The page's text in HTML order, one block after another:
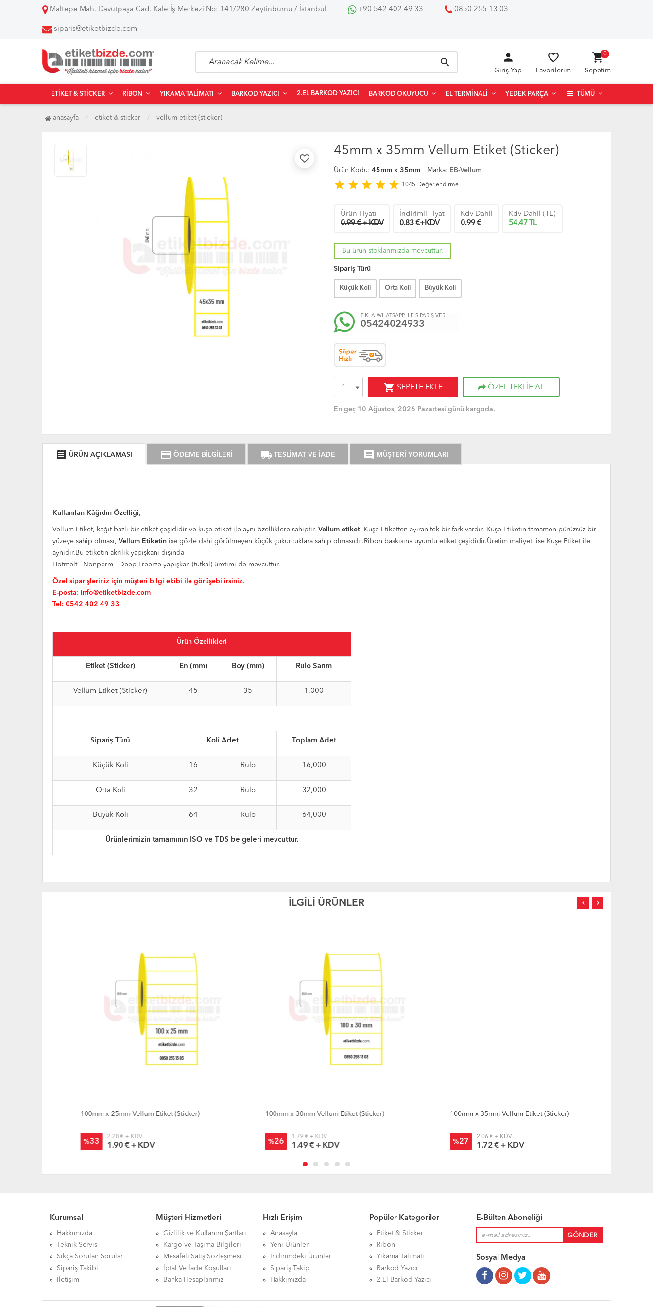
Maltepe Mah. Davutpaşa Cad. Kale İş Merkezi No: 141/280 Zeytinburnu / İstanbul +90 542 402 49 33 0850 255 13 03
siparis@etiketbizde.com
search person
Giriş Yap
favorite_border
Favorilerim
shopping_cart
Sepetim
0
ETIKET & STICKER RIBON YIKAMA TALIMATI BARKOD YAZICI 2.EL BARKOD YAZICI BARKOD OKUYUCU EL TERMINALI YEDEK PARÇA TÜMÜ
anasayfa etiket & sticker vellum etiket (sticker)
favorite_border
45mm x 35mm Vellum Etiket (Sticker)
Ürün Kodu: 45mm x 35mm Marka: EB-Vellum
star star star star star 1045 Değerlendirme
Ürün Fiyatı
0.99 € + KDV
İndirimli Fiyat
0.83€+KDV
Kdv Dahil
0.99€
Kdv Dahil (TL)
54.47 TL
Bu ürün stoklarımızda mevcuttur.
Sipariş Türü
Küçük Koli Orta Koli Büyük Koli
TIKLA WHATSAPP İLE SİPARİŞ VER
05424024933
shopping_cart SEPETE EKLE ÖZEL TEKLİF AL
En geç 10 Ağustos, 2026 Pazartesi günü kargoda.
receipt ÜRÜN AÇIKLAMASI credit_card ÖDEME BİLGİLERİ local_shipping TESLİMAT VE İADE comment MÜŞTERİ YORUMLARI
Kullanılan Kâğıdın Özelliği;
Vellum Etiket, kağıt bazlı bir etiket çeşididir ve kuşe etiket ile aynı özelliklere sahiptir. Vellum etiketi Kuşe Etiketten ayıran tek bir fark vardır. Kuşe Etiketin tamamen pürüzsüz bir
yüzeye sahip olması, Vellum Etiketin ise gözle dahi görülmeyen küçük çukurcuklara sahip olmasıdır.Ribon baskısına uyumlu etiket çeşididir.Üretim maliyeti ise Kuşe Etiket ile
aynıdır.Bu etiketin akrilik yapışkanı dışında
Hotmelt - Nonperm - Deep Freerze yapışkan (tutkal) üretimi de mevcuttur.
Özel siparişleriniz için müşteri bilgi ekibi ile görüşebilirsiniz.
E-posta: info@etiketbizde.com
Tel: 0542 402 49 33
Ürün Özellikleri
Etiket (Sticker) En (mm) Boy (mm) Rulo Sarım
Vellum Etiket (Sticker) 45 35 1,000
Sipariş Türü Koli Adet Toplam Adet
Küçük Koli 16 Rulo 16,000
Orta Koli 32 Rulo 32,000
Büyük Koli 64 Rulo 64,000
Ürünlerimizin tamamının ISO ve TDS belgeleri mevcuttur.
İLGİLİ ÜRÜNLER
100mm x 25mm Vellum Etiket (Sticker)
2.28 € + KDV
1.90 € + KDV
100mm x 30mm Vellum Etiket (Sticker)
1.79 € + KDV
1.49 € + KDV
100mm x 35mm Vellum Etiket (Sticker)
2.06 € + KDV
1.72 € + KDV
Kurumsal
Hakkımızda
Teknik Servis
Sıkça Sorulan Sorular
Sipariş Takibi
İletişim
Müşteri Hizmetleri
Gizlilik ve Kullanım Şartları
Kargo ve Taşıma Bilgileri
Mesafeli Satış Sözleşmesi
İptal Ve İade Koşulları
Banka Hesaplarımız
Hızlı Erişim
Anasayfa
Yeni Ürünler
İndirimdeki Ürünler
Sipariş Takip
Hakkımızda
Popüler Kategoriler
Etiket & Sticker
Ribon
Yıkama Talimatı
Barkod Yazıcı
2.El Barkod Yazıcı
E-Bülten Aboneliği
Sosyal Medya